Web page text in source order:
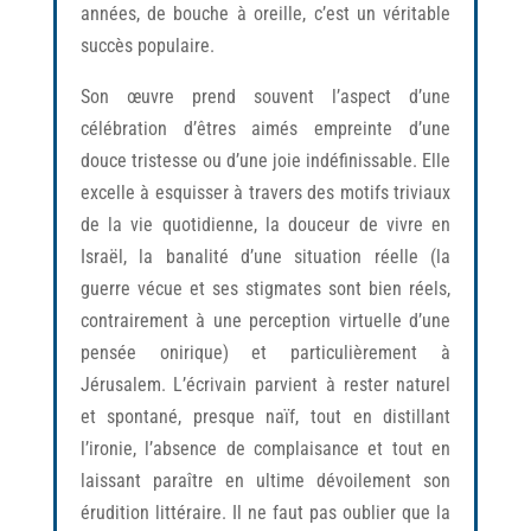
années, de bouche à oreille, c’est un véritable
succès populaire.
Son œuvre prend souvent l’aspect d’une
célébration d’êtres aimés empreinte d’une
douce tristesse ou d’une joie indéfinissable. Elle
excelle à esquisser à travers des motifs triviaux
de la vie quotidienne, la douceur de vivre en
Israël, la banalité d’une situation réelle (la
guerre vécue et ses stigmates sont bien réels,
contrairement à une perception virtuelle d’une
pensée onirique) et particulièrement à
Jérusalem. L’écrivain parvient à rester naturel
et spontané, presque naïf, tout en distillant
l’ironie, l’absence de complaisance et tout en
laissant paraître en ultime dévoilement son
érudition littéraire. Il ne faut pas oublier que la